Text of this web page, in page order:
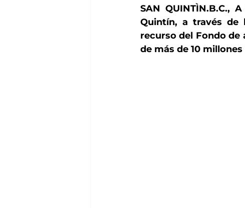
SAN QUINTÌN.B.C.,
Quintín, a través de
recurso del Fondo de
de más de 10 millones